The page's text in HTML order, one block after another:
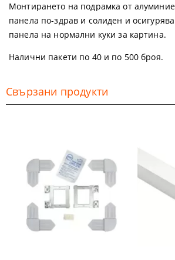
Монтирането на подрамка от
панела по-здрав и солиден и
панела на нормални куки за картина.
Налични пакети по 40 и по 500 броя.
Свързани продукти